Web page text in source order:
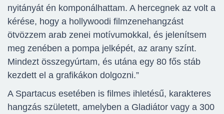
nyitányát én komponálhattam. A hercegnek az volt a
kérése, hogy a hollywoodi filmzenehangzást
ötvözzem arab zenei motívumokkal, és jelenítsem
meg zenében a pompa jelképét, az arany színt.
Mindezt összegyúrtam, és utána egy 80 fős stáb
kezdett el a grafikákon dolgozni.”
A Spartacus esetében is filmes ihletésű, karakteres
hangzás született, amelyben a Gladiátor vagy a 300